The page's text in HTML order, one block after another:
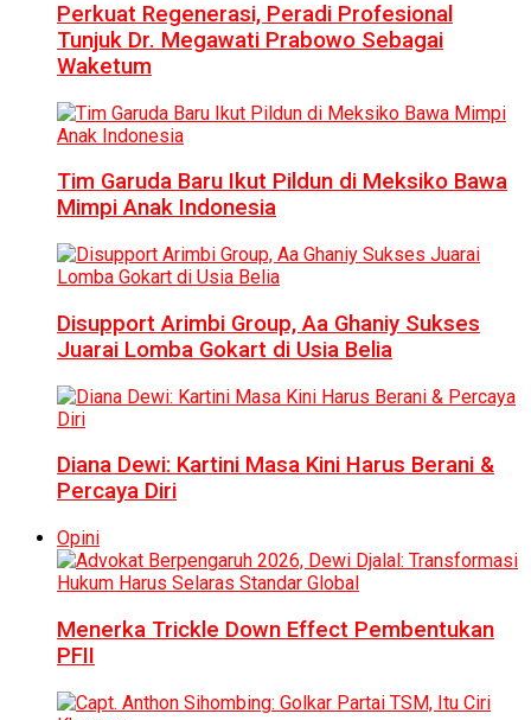
Perkuat Regenerasi, Peradi Profesional
Tunjuk Dr. Megawati Prabowo Sebagai
Waketum
Tim Garuda Baru Ikut Pildun di Meksiko Bawa
Mimpi Anak Indonesia
Disupport Arimbi Group, Aa Ghaniy Sukses
Juarai Lomba Gokart di Usia Belia
Diana Dewi: Kartini Masa Kini Harus Berani &
Percaya Diri
Opini
Menerka Trickle Down Effect Pembentukan
PFII